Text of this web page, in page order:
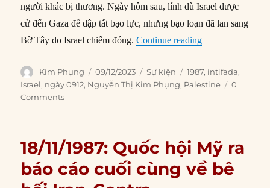
người khác bị thương. Ngày hôm sau, lính dù Israel được
cử đến Gaza để dập tắt bạo lực, nhưng bạo loạn đã lan sang
Bờ Tây do Israel chiếm đóng.Continue reading“09/12/1987:
Author
Kim Phụng
Posted
on
09/12/2023 Categories
Sự kiện Tags
1987, intifada,
Israel, ngày 0912, Nguyễn Thị Kim Phụng, Palestine
0
Comments
18/11/1987: Quốc hội Mỹ ra
báo cáo cuối cùng về bê